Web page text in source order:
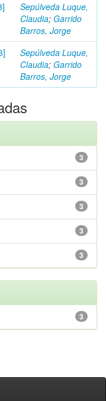
Sepúlveda Luque,
Claudia; Garrido
Barros, Jorge
Sepúlveda Luque,
Claudia; Garrido
Barros, Jorge
3
3
3
3
3
3